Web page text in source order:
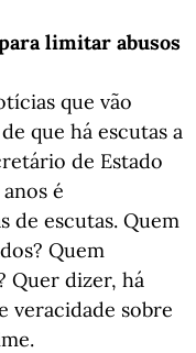
limitar abusos
que vão
que há escutas a
de Estado
é
de escutas. Quem
Quem
Quer dizer, há
veracidade sobre